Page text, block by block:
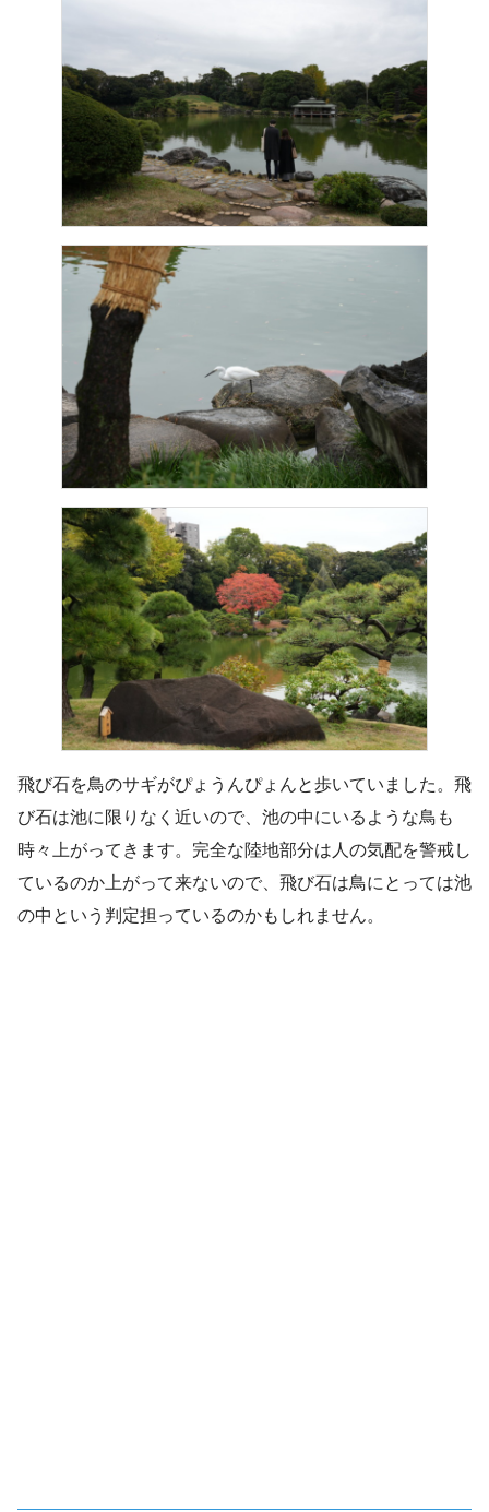
飛び石を鳥のサギがぴょうんぴょんと歩いていました。飛
び石は池に限りなく近いので、池の中にいるような鳥も
時々上がってきます。完全な陸地部分は人の気配を警戒し
ているのか上がって来ないので、飛び石は鳥にとっては池
の中という判定担っているのかもしれません。